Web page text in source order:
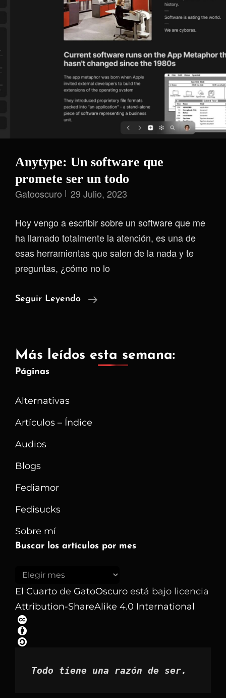
Anytype: Un software que
promete ser un todo
Gatooscuro 29 Julio, 2023
Hoy vengo a escribir sobre un software que me
ha llamado totalmente la atención, es una de
esas herramientas que salen de la nada y te
preguntas, ¿cómo no lo
Seguir Leyendo
Anytype:
Promete
Más leídos esta semana:
Páginas
Alternativas
Artículos – Índice
Audios
Blogs
Fediamor
Fedisucks
Sobre mí
Buscar los artículos por mes
Buscar
los
artículos
por
mes
El Cuarto de GatoOscuro está bajo licencia
Attribution-ShareAlike 4.0 International
Todo tiene una razón de ser.